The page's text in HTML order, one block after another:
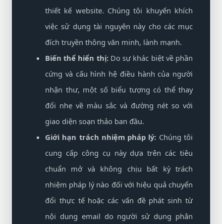
thiết kế website. Chúng tôi khuyến khích
việc sử dụng tài nguyên này cho các mục
đích truyền thông văn minh, lành mạnh.
Biến thể hiển thị:Do sự khác biệt về phần
cứng và cấu hình hệ điều hành của người
nhận thư, một số biểu tượng có thể thay
đổi nhẹ về màu sắc và đường nét so với
giao diện soạn thảo ban đầu.
Giới hạn trách nhiệm pháp lý: Chúng tôi
cung cấp công cụ này dựa trên các tiêu
chuẩn mở và không chịu bất kỳ trách
nhiệm pháp lý nào đối với hiệu quả chuyển
đổi thực tế hoặc các vấn đề phát sinh từ
nội dung email do người sử dụng phân